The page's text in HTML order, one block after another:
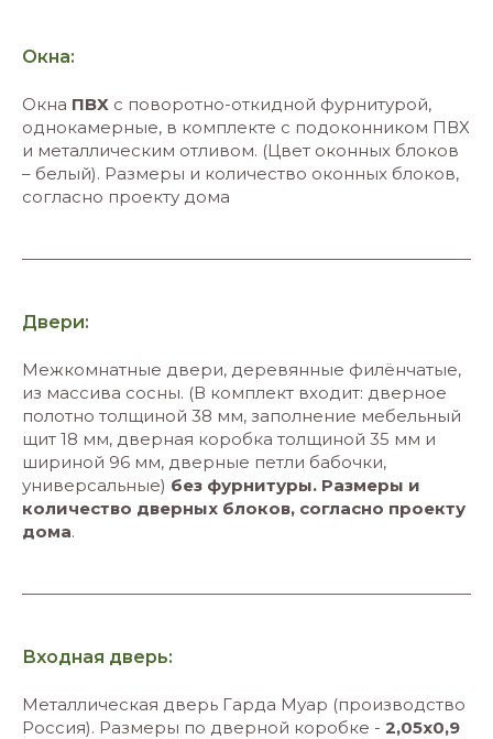
Окна:
Окна ПВХ с поворотно-откидной фурнитурой,
однокамерные, в комплекте с подоконником ПВХ
и металлическим отливом. (Цвет оконных блоков
– белый). Размеры и количество оконных блоков,
согласно проекту дома
Двери:
Межкомнатные двери, деревянные филёнчатые,
из массива сосны. (В комплект входит: дверное
полотно толщиной 38 мм, заполнение мебельный
щит 18 мм, дверная коробка толщиной 35 мм и
шириной 96 мм, дверные петли бабочки,
универсальные) без фурнитуры. Размеры и
количество дверных блоков, согласно проекту
дома.
Входная дверь:
Металлическая дверь Гарда Муар (производство
Россия). Размеры по дверной коробке - 2,05х0,9